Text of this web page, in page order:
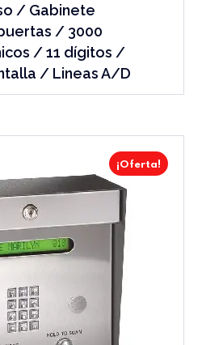
/ Gabinete
/ 3000
/ 11 dígitos /
/ Lineas A/D
¡Oferta!